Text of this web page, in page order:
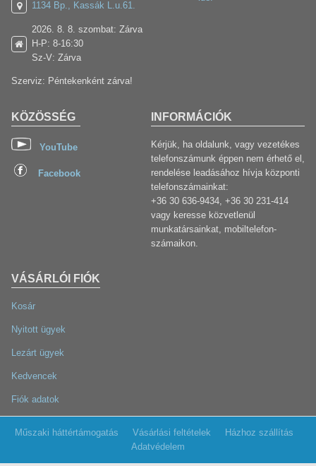
1134 Bp., Kassák L.u.61.
2026. 8. 8. szombat: Zárva
H-P: 8-16:30
Sz-V: Zárva
Szerviz: Péntekenként zárva!
VÁSÁRLÓI FIÓK
Kosár
Nyitott ügyek
Lezárt ügyek
Kedvencek
Fiók adatok
KÖZÖSSÉG
YouTube
Facebook
INFORMÁCIÓK
Kérjük, ha oldalunk, vagy vezetékes
telefonszámunk éppen nem érhető el,
rendelése leadásához hívja központi
telefonszámainkat:
+36 30 636-9434, +36 30 231-414
vagy keresse közvetlenül
munkatársainkat, mobiltelefon-
számaikon.
Műszaki háttértámogatás Vásárlási feltételek
Házhoz szállítás
Adatvédelem